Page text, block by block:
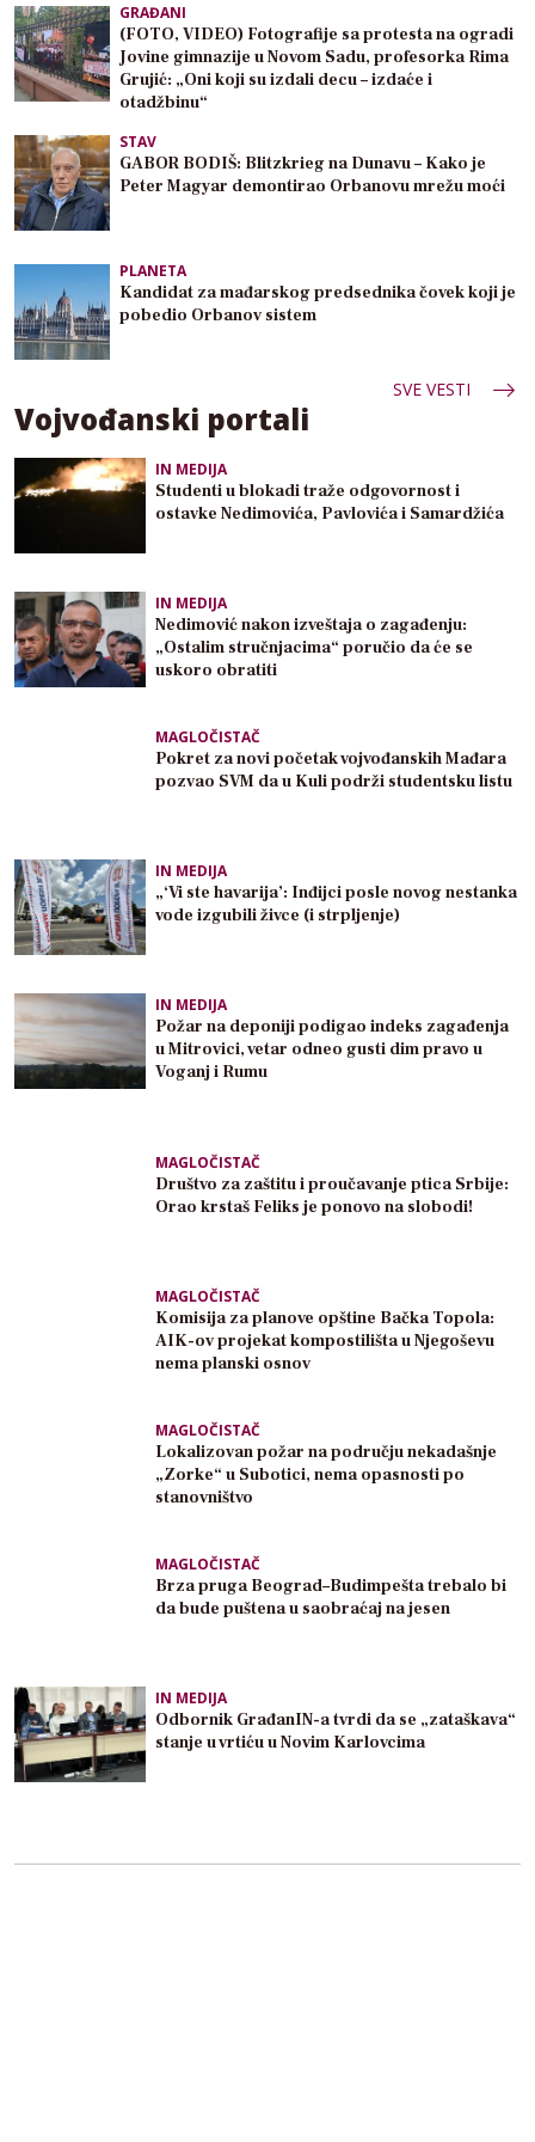
GRAĐANI
(FOTO, VIDEO) Fotografije sa protesta na ogradi
Jovine gimnazije u Novom Sadu, profesorka Rima
Grujić: „Oni koji su izdali decu – izdaće i
otadžbinu“
STAV
GABOR BODIŠ: Blitzkrieg na Dunavu – Kako je
Peter Magyar demontirao Orbanovu mrežu moći
PLANETA
Kandidat za mađarskog predsednika čovek koji je
pobedio Orbanov sistem
SVE VESTI
Vojvođanski portali
IN MEDIJA
Studenti u blokadi traže odgovornost i
ostavke Nedimovića, Pavlovića i Samardžića
IN MEDIJA
Nedimović nakon izveštaja o zagađenju:
„Ostalim stručnjacima“ poručio da će se
uskoro obratiti
MAGLOČISTAČ
Pokret za novi početak vojvođanskih Mađara
pozvao SVM da u Kuli podrži studentsku listu
IN MEDIJA
„‘Vi ste havarija’: Inđijci posle novog nestanka
vode izgubili živce (i strpljenje)
IN MEDIJA
Požar na deponiji podigao indeks zagađenja
u Mitrovici, vetar odneo gusti dim pravo u
Voganj i Rumu
MAGLOČISTAČ
Društvo za zaštitu i proučavanje ptica Srbije:
Orao krstaš Feliks je ponovo na slobodi!
MAGLOČISTAČ
Komisija za planove opštine Bačka Topola:
AIK-ov projekat kompostilišta u Njegoševu
nema planski osnov
MAGLOČISTAČ
Lokalizovan požar na području nekadašnje
„Zorke“ u Subotici, nema opasnosti po
stanovništvo
MAGLOČISTAČ
Brza pruga Beograd–Budimpešta trebalo bi
da bude puštena u saobraćaj na jesen
IN MEDIJA
Odbornik GrađanIN-a tvrdi da se „zataškava“
stanje u vrtiću u Novim Karlovcima